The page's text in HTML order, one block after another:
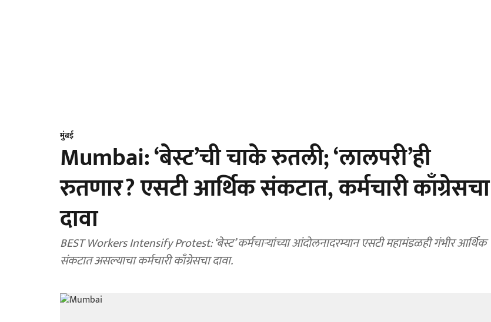
मुंबई
Mumbai: ‘बेस्ट’ची चाके रुतली; ‘लालपरी’ही
रुतणार? एसटी आर्थिक संकटात, कर्मचारी काँग्रेसचा
दावा
BEST Workers Intensify Protest: ‘बेस्ट’ कर्मचाऱ्यांच्या आंदोलनादरम्यान एसटी महामंडळही गंभीर आर्थिक
संकटात असल्याचा कर्मचारी काँग्रेसचा दावा.